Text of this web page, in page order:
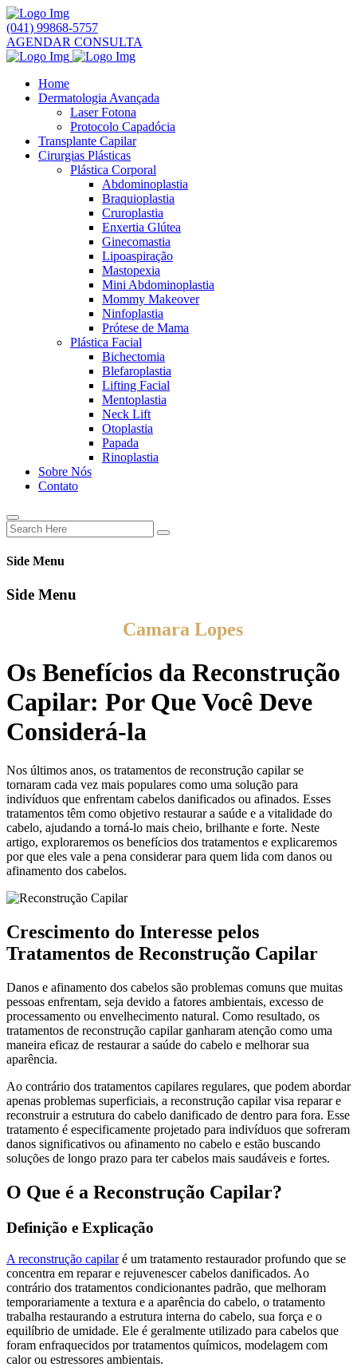
(041) 99868-5757
AGENDAR CONSULTA
Home
Dermatologia Avançada
Laser Fotona
Protocolo Capadócia
Transplante Capilar
Cirurgias Plásticas
Plástica Corporal
Abdominoplastia
Braquioplastia
Cruroplastia
Enxertia Glútea
Ginecomastia
Lipoaspiração
Mastopexia
Mini Abdominoplastia
Mommy Makeover
Ninfoplastia
Prótese de Mama
Plástica Facial
Bichectomia
Blefaroplastia
Lifting Facial
Mentoplastia
Neck Lift
Otoplastia
Papada
Rinoplastia
Sobre Nós
Contato
Side Menu
Side Menu
Camara Lopes
Os Benefícios da Reconstrução
Capilar: Por Que Você Deve
Considerá-la
Nos últimos anos, os tratamentos de reconstrução capilar se
tornaram cada vez mais populares como uma solução para
indivíduos que enfrentam cabelos danificados ou afinados. Esses
tratamentos têm como objetivo restaurar a saúde e a vitalidade do
cabelo, ajudando a torná-lo mais cheio, brilhante e forte. Neste
artigo, exploraremos os benefícios dos tratamentos e explicaremos
por que eles vale a pena considerar para quem lida com danos ou
afinamento dos cabelos.
Crescimento do Interesse pelos
Tratamentos de Reconstrução Capilar
Danos e afinamento dos cabelos são problemas comuns que muitas
pessoas enfrentam, seja devido a fatores ambientais, excesso de
processamento ou envelhecimento natural. Como resultado, os
tratamentos de reconstrução capilar ganharam atenção como uma
maneira eficaz de restaurar a saúde do cabelo e melhorar sua
aparência.
Ao contrário dos tratamentos capilares regulares, que podem abordar
apenas problemas superficiais, a reconstrução capilar visa reparar e
reconstruir a estrutura do cabelo danificado de dentro para fora. Esse
tratamento é especificamente projetado para indivíduos que sofreram
danos significativos ou afinamento no cabelo e estão buscando
soluções de longo prazo para ter cabelos mais saudáveis e fortes.
O Que é a Reconstrução Capilar?
Definição e Explicação
A reconstrução capilaré um tratamento restaurador profundo que se
concentra em reparar e rejuvenescer cabelos danificados. Ao
contrário dos tratamentos condicionantes padrão, que melhoram
temporariamente a textura e a aparência do cabelo, o tratamento
trabalha restaurando a estrutura interna do cabelo, sua força e o
equilíbrio de umidade. Ele é geralmente utilizado para cabelos que
foram enfraquecidos por tratamentos químicos, modelagem com
calor ou estressores ambientais.